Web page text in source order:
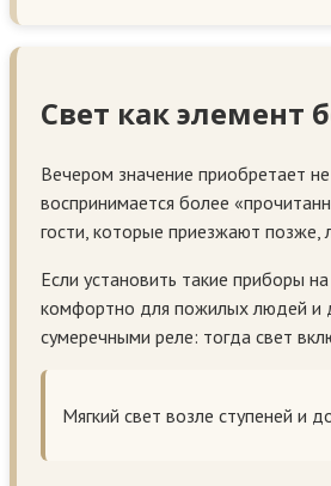
Свет как элемент
Вечером значение приобретает
воспринимается более
гости, которые приезжают позже,
Если установить такие приборы
комфортно для пожилых людей и
сумеречными реле: тогда свет
Мягкий свет возле ступеней и